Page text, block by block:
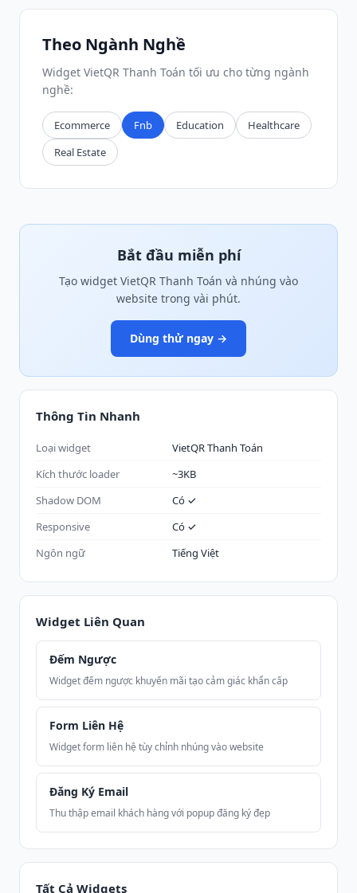
Theo Ngành Nghề
Widget VietQR Thanh Toán tối ưu cho từng ngành
nghề:
Ecommerce Fnb Education
Healthcare
Real Estate
Bắt đầu miễn phí
Tạo widget VietQR Thanh Toán và nhúng vào
website trong vài phút.
Dùng thử ngay →
Thông Tin Nhanh
Loại widget
VietQR Thanh Toán
Kích thước loader
~3KB
Shadow DOM
Có ✓
Responsive
Có ✓
Ngôn ngữ
Tiếng Việt
Widget Liên Quan
Đếm Ngược
Widget đếm ngược khuyến mãi tạo cảm giác khẩn cấp
Form Liên Hệ
Widget form liên hệ tùy chỉnh nhúng vào website
Đăng Ký Email
Thu thập email khách hàng với popup đăng ký đẹp
Tất Cả Widgets